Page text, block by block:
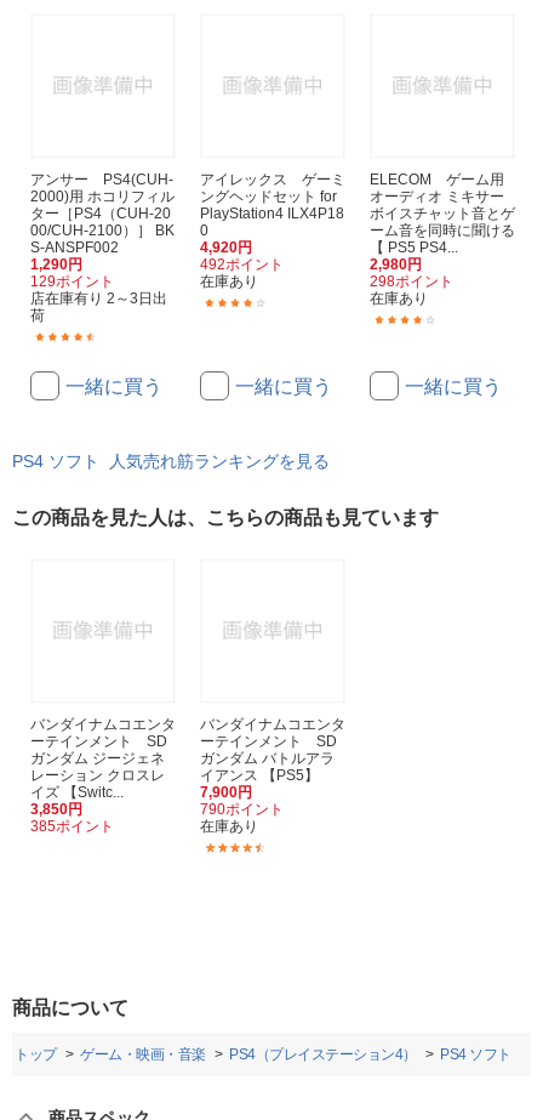
アンサー PS4(CUH-
2000)用 ホコリフィル
ター［PS4（CUH-20
00/CUH-2100）］ BK
S-ANSPF002
1,290円
129ポイント
店在庫有り 2～3日出
荷
一緒に買う
アイレックス ゲーミ
ングヘッドセット for
PlayStation4 ILX4P18
0
4,920円
492ポイント
在庫あり
一緒に買う
ELECOM ゲーム用
オーディオ ミキサー
ボイスチャット音とゲ
ーム音を同時に聞ける
【 PS5 PS4...
2,980円
298ポイント
在庫あり
一緒に買う
PS4 ソフト 人気売れ筋ランキングを見る
この商品を見た人は、こちらの商品も見ています
バンダイナムコエンタ
ーテインメント SD
ガンダム ジージェネ
レーション クロスレ
イズ 【Switc...
3,850円
385ポイント
バンダイナムコエンタ
ーテインメント SD
ガンダム バトルアラ
イアンス 【PS5】
7,900円
790ポイント
在庫あり
商品について
トップ ゲーム・映画・音楽 PS4（プレイステーション4） PS4 ソフト